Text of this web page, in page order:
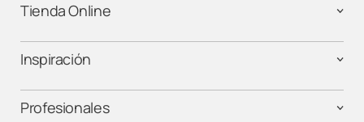
Tienda Online
Inspiración
Profesionales